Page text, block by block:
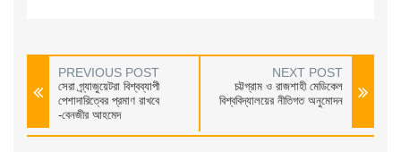
PREVIOUS POST
সেরা গ্র্যাজুয়েটরা বিশ্বব্যাপী
পেশাদারিত্বের প্রমাণ রাখবে
-বেনজীর আহমেদ
NEXT POST
চট্টগ্রাম ও রাজশাহী মেডিকেল
বিশ্ববিদ্যালয়ের নীতিগত অনুমোদন